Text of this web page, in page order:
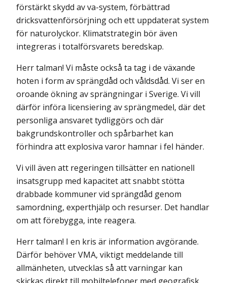
förstärkt skydd av va-system, förbättrad
dricksvattenförsörjning och ett uppdaterat system
för naturolyckor. Klimatstrategin bör även
integreras i totalförsvarets beredskap.
Herr talman! Vi måste också ta tag i de växande
hoten i form av sprängdåd och våldsdåd. Vi ser en
oroande ökning av sprängningar i Sverige. Vi vill
därför införa licensiering av sprängmedel, där det
personliga ansvaret tydliggörs och där
bakgrundskontroller och spårbarhet kan
förhindra att explosiva varor hamnar i fel händer.
Vi vill även att regeringen tillsätter en nationell
insatsgrupp med kapacitet att snabbt stötta
drabbade kommuner vid sprängdåd genom
samordning, experthjälp och resurser. Det handlar
om att förebygga, inte reagera.
Herr talman! I en kris är information avgörande.
Därför behöver VMA, viktigt meddelande till
allmänheten, utvecklas så att varningar kan